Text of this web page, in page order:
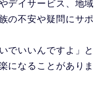
デイサービス、地域
の不安や疑問にサポ
でいいんですよ」と
になることがありま